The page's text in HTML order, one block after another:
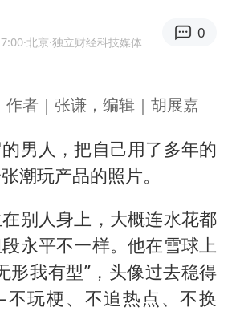
独闯南太行的失联女生最后轨迹已确认
上门女婿出轨女邻居多年被判重婚罪
央视新主播李秋莹母校发文祝贺
国足U17与阿森纳决赛取消 并列冠军
暑期研学游升温 在旅途中增长知识
·北京·独立财经科技媒体
0
者｜张谦，编辑｜胡展嘉
男人，把自己用了多年的
潮玩产品的照片。
别人身上，大概连水花都
永平不一样。他在雪球上
形我有型”，头像过去稳得
玩梗、不追热点、不换